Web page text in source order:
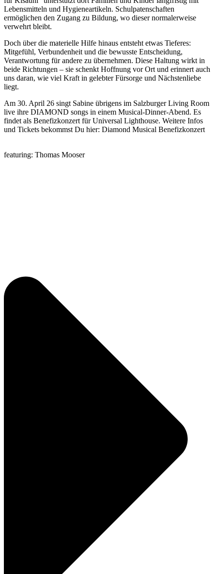
Lebensmitteln und Hygieneartikeln. Schulpatenschaften
ermöglichen den Zugang zu Bildung, wo dieser normalerweise
verwehrt bleibt.
Doch über die materielle Hilfe hinaus entsteht etwas Tieferes:
Mitgefühl, Verbundenheit und die bewusste Entscheidung,
Verantwortung für andere zu übernehmen. Diese Haltung wirkt in
beide Richtungen – sie schenkt Hoffnung vor Ort und erinnert auch
uns daran, wie viel Kraft in gelebter Fürsorge und Nächstenliebe
liegt.
Am 30. April 26 singt Sabine übrigens im Salzburger Living Room
live ihre DIAMOND songs in einem Musical-Dinner-Abend. Es
findet als Benefizkonzert für Universal Lighthouse. Weitere Infos
und Tickets bekommst Du hier: Diamond Musical Benefizkonzert
featuring: Thomas Mooser